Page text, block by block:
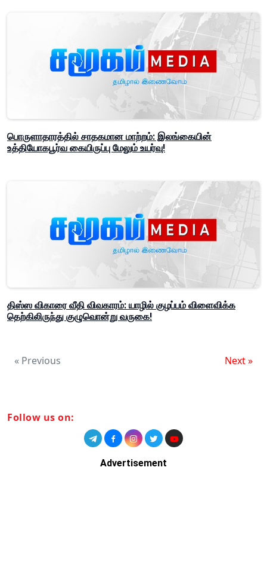
பொருளாதாரத்தில் சாதகமான மாற்றம்: இலங்கையின்
உத்தியோகபூர்வ கையிருப்பு மேலும் உயர்வு!
திஸ்ஸ விகாரை வீதி விவகாரம்: யாழில் குழப்பம் விளைவிக்க
தெற்கிலிருந்து குழுவொன்று வருகை!
« Previous Next »
Follow us on:
Advertisement